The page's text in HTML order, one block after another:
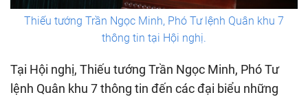
Thiếu tướng Trần Ngọc Minh, Phó Tư lệnh Quân khu 7
thông tin tại Hội nghị.
Tại Hội nghị, Thiếu tướng Trần Ngọc Minh, Phó Tư
lệnh Quân khu 7 thông tin đến các đại biểu những